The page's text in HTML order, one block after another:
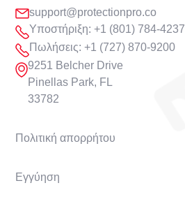
support@protectionpro.co
Υποστήριξη: +1 (801) 784-4237
Πωλήσεις: +1 (727) 870-9200
9251 Belcher Drive
Pinellas Park, FL
33782
Πολιτική απορρήτου
Εγγύηση